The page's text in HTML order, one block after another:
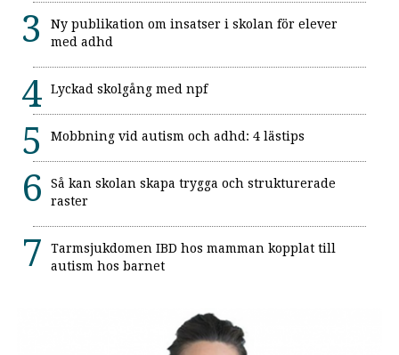
Ny publikation om insatser i skolan för elever
med adhd
Lyckad skolgång med npf
Mobbning vid autism och adhd: 4 lästips
Så kan skolan skapa trygga och strukturerade
raster
Tarmsjukdomen IBD hos mamman kopplat till
autism hos barnet